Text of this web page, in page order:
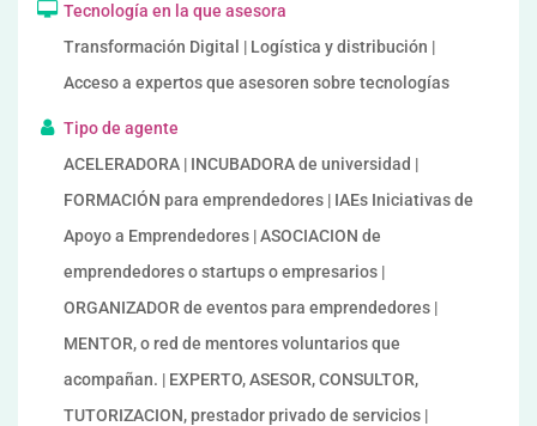
Tecnología en la que asesora
Transformación Digital | Logística y distribución |
Acceso a expertos que asesoren sobre tecnologías
Tipo de agente
ACELERADORA | INCUBADORA de universidad |
FORMACIÓN para emprendedores | IAEs Iniciativas de
Apoyo a Emprendedores | ASOCIACION de
emprendedores o startups o empresarios |
ORGANIZADOR de eventos para emprendedores |
MENTOR, o red de mentores voluntarios que
acompañan. | EXPERTO, ASESOR, CONSULTOR,
TUTORIZACION, prestador privado de servicios |